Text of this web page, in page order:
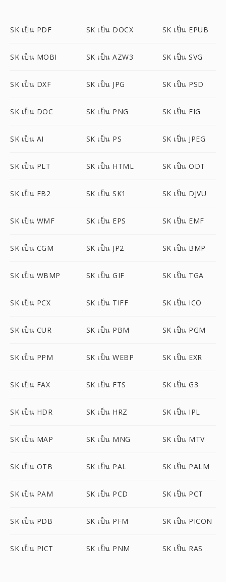
SK เป็น PDF SK เป็น DOCX SK เป็น EPUB
SK เป็น MOBI SK เป็น AZW3 SK เป็น SVG
SK เป็น DXF SK เป็น JPG SK เป็น PSD
SK เป็น DOC SK เป็น PNG SK เป็น FIG
SK เป็น AI SK เป็น PS SK เป็น JPEG
SK เป็น PLT SK เป็น HTML SK เป็น ODT
SK เป็น FB2 SK เป็น SK1 SK เป็น DJVU
SK เป็น WMF SK เป็น EPS SK เป็น EMF
SK เป็น CGM SK เป็น JP2 SK เป็น BMP
SK เป็น WBMP SK เป็น GIF SK เป็น TGA
SK เป็น PCX SK เป็น TIFF SK เป็น ICO
SK เป็น CUR SK เป็น PBM SK เป็น PGM
SK เป็น PPM SK เป็น WEBP SK เป็น EXR
SK เป็น FAX SK เป็น FTS SK เป็น G3
SK เป็น HDR SK เป็น HRZ SK เป็น IPL
SK เป็น MAP SK เป็น MNG SK เป็น MTV
SK เป็น OTB SK เป็น PAL SK เป็น PALM
SK เป็น PAM SK เป็น PCD SK เป็น PCT
SK เป็น PDB SK เป็น PFM SK เป็น PICON
SK เป็น PICT SK เป็น PNM SK เป็น RAS